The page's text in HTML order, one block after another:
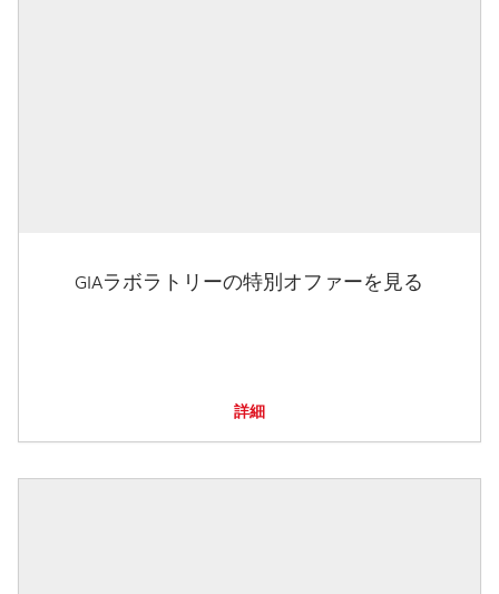
GIAラボラトリーの特別オファーを見る
詳細